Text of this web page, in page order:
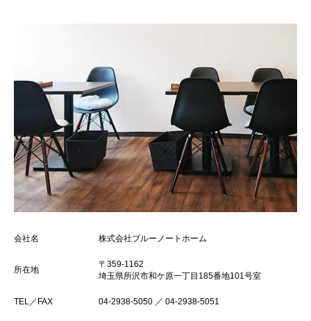
会社名 株式会社ブルーノートホーム
所在地
〒359-1162
埼玉県所沢市和ケ原一丁目185番地101号室
TEL／FAX 04-2938-5050 ／ 04-2938-5051